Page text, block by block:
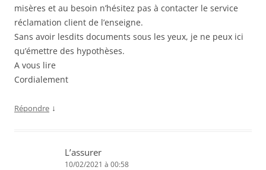
misères et au besoin n’hésitez pas à contacter le service
réclamation client de l’enseigne.
Sans avoir lesdits documents sous les yeux, je ne peux ici
qu’émettre des hypothèses.
A vous lire
Cordialement
Répondre ↓
L’assurer
10/02/2021 à 00:58